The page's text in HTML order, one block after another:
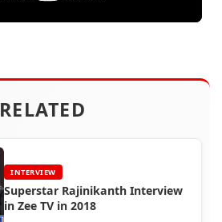
RELATED
INTERVIEW
Superstar Rajinikanth Interview
in Zee TV in 2018